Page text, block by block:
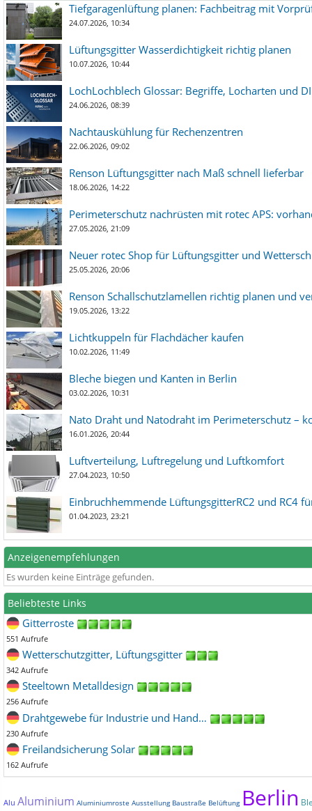
Tiefgaragenlüftung planen: Fachbeitrag mit
24.07.2026, 10:34
Lüftungsgitter Wasserdichtigkeit richtig planen
10.07.2026, 10:44
LochLochblech Glossar: Begriffe, Locharten und
24.06.2026, 08:39
Nachtauskühlung für Rechenzentren
22.06.2026, 09:02
Renson Lüftungsgitter nach Maß schnell lieferbar
18.06.2026, 14:22
Perimeterschutz nachrüsten mit rotec APS:
27.05.2026, 21:09
Neuer rotec Shop für Lüftungsgitter und
25.05.2026, 20:06
Renson Schallschutzlamellen richtig planen und
19.05.2026, 13:22
Lichtkuppeln für Flachdächer kaufen
10.02.2026, 11:49
Bleche biegen und Kanten in Berlin
03.02.2026, 10:31
Nato Draht und Natodraht im Perimeterschutz –
16.01.2026, 20:44
Luftverteilung, Luftregelung und Luftkomfort
27.04.2023, 10:50
Einbruchhemmende LüftungsgitterRC2 und RC4
01.04.2023, 23:21
Anzeigenempfehlungen
Es wurden keine Einträge gefunden.
Beliebteste Links
Gitterroste
551 Aufrufe
Wetterschutzgitter, Lüftungsgitter
342 Aufrufe
Steeltown Metalldesign
256 Aufrufe
Drahtgewebe für Industrie und Hand…
230 Aufrufe
Freilandsicherung Solar
162 Aufrufe
Alu Aluminium Aluminiumroste Ausstellung Baustraße Belüftung Berlin